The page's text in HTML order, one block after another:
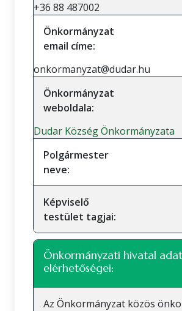
+36 88 487002
Önkormányzat
email címe:
onkormanyzat@dudar.hu
Önkormányzat
weboldala:
Dudar Község Önkormányzata
Polgármester
neve:
Képviselő
testület tagjai:
Önkormányzati hivatal
elérhetőségei:
Az Önkormányzat közös